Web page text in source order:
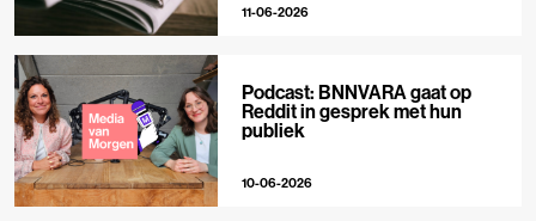
11-06-2026
Podcast: BNNVARA gaat op
Reddit in gesprek met hun
publiek
10-06-2026